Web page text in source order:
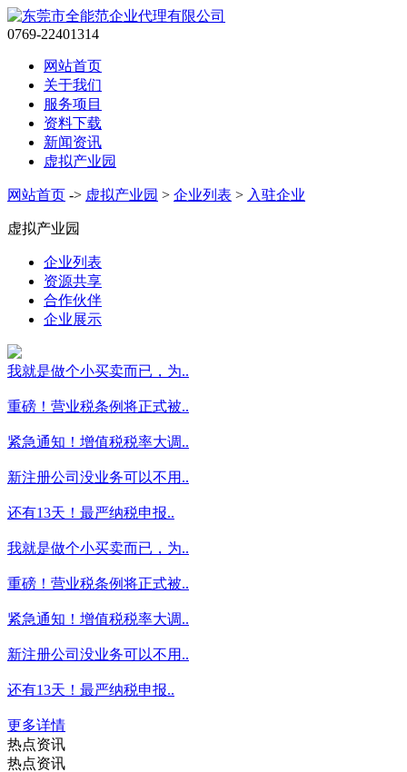
0769-22401314
网站首页
关于我们
服务项目
资料下载
新闻资讯
虚拟产业园
网站首页 -> 虚拟产业园 > 企业列表 > 入驻企业
虚拟产业园
企业列表
资源共享
合作伙伴
企业展示
我就是做个小买卖而已，为..
重磅！营业税条例将正式被..
紧急通知！增值税税率大调..
新注册公司没业务可以不用..
还有13天！最严纳税申报..
我就是做个小买卖而已，为..
重磅！营业税条例将正式被..
紧急通知！增值税税率大调..
新注册公司没业务可以不用..
还有13天！最严纳税申报..
更多详情
热点资讯
热点资讯